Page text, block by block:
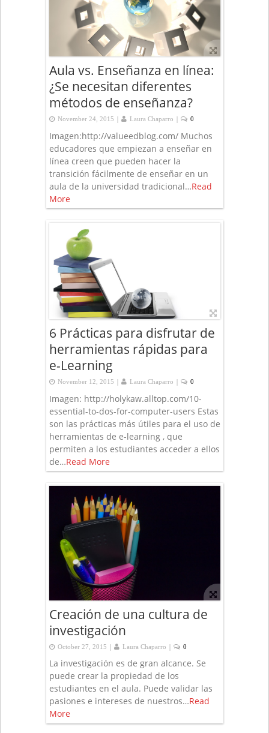
Aula vs. Enseñanza en línea:
¿Se necesitan diferentes
métodos de enseñanza?
November 24, 2015 | Laura Chaparro | 0
Imagen:http://valueedblog.com/ Muchos
educadores que empiezan a enseñar en
línea creen que pueden hacer la
transición fácilmente de enseñar en un
aula de la universidad tradicional…Read
More
6 Prácticas para disfrutar de
herramientas rápidas para
e-Learning
November 12, 2015 | Laura Chaparro | 0
Imagen: http://holykaw.alltop.com/10-
essential-to-dos-for-computer-users Estas
son las prácticas más útiles para el uso de
herramientas de e-learning , que
permiten a los estudiantes acceder a ellos
de…Read More
Creación de una cultura de
investigación
October 27, 2015 | Laura Chaparro | 0
La investigación es de gran alcance. Se
puede crear la propiedad de los
estudiantes en el aula. Puede validar las
pasiones e intereses de nuestros…Read
More